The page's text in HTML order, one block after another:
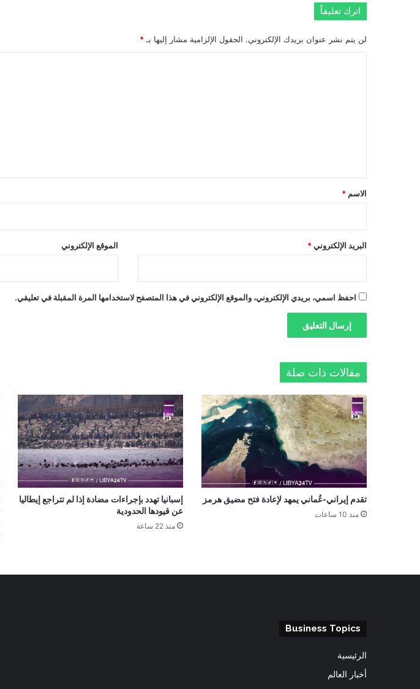
اترك تعليقاً
لن يتم نشر عنوان بريدك الإلكتروني. الحقول الإلزامية مشار إليها بـ *
*
الاسم *
البريد الإلكتروني * الموقع الإلكتروني
احفظ اسمي، بريدي الإلكتروني، والموقع الإلكتروني في هذا المتصفح لاستخدامها المرة المقبلة في تعليقي.
مقالات ذات صلة
تقدم إيراني-عُماني يمهد لإعادة فتح مضيق هرمز
منذ 10 ساعات
إسبانيا تهدد بإجراءات مضادة إذا لم تتراجع إيطاليا
عن قيودها الحدودية
منذ 22 ساعة
Business Topics
الرئيسية
أخبار العالم